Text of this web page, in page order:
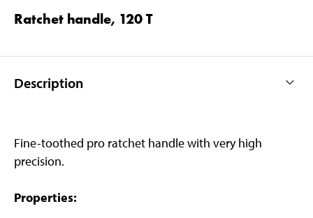
Ratchet handle, 120 T
Description
Fine-toothed pro ratchet handle with very high
precision.
Properties: